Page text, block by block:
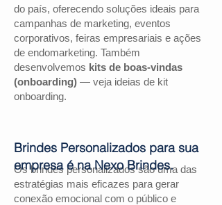
do país, oferecendo soluções ideais para
campanhas de marketing, eventos
corporativos, feiras empresariais e ações
de endomarketing. Também
desenvolvemos kits de boas-vindas
(onboarding) — veja ideias de kit
onboarding.
Os brindes personalizados são uma das
estratégias mais eficazes para gerar
conexão emocional com o público e
Brindes Personalizados para sua
empresa é na Nexo Brindes.